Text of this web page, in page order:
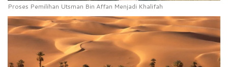
Proses Pemilihan Utsman Bin Affan Menjadi Khalifah